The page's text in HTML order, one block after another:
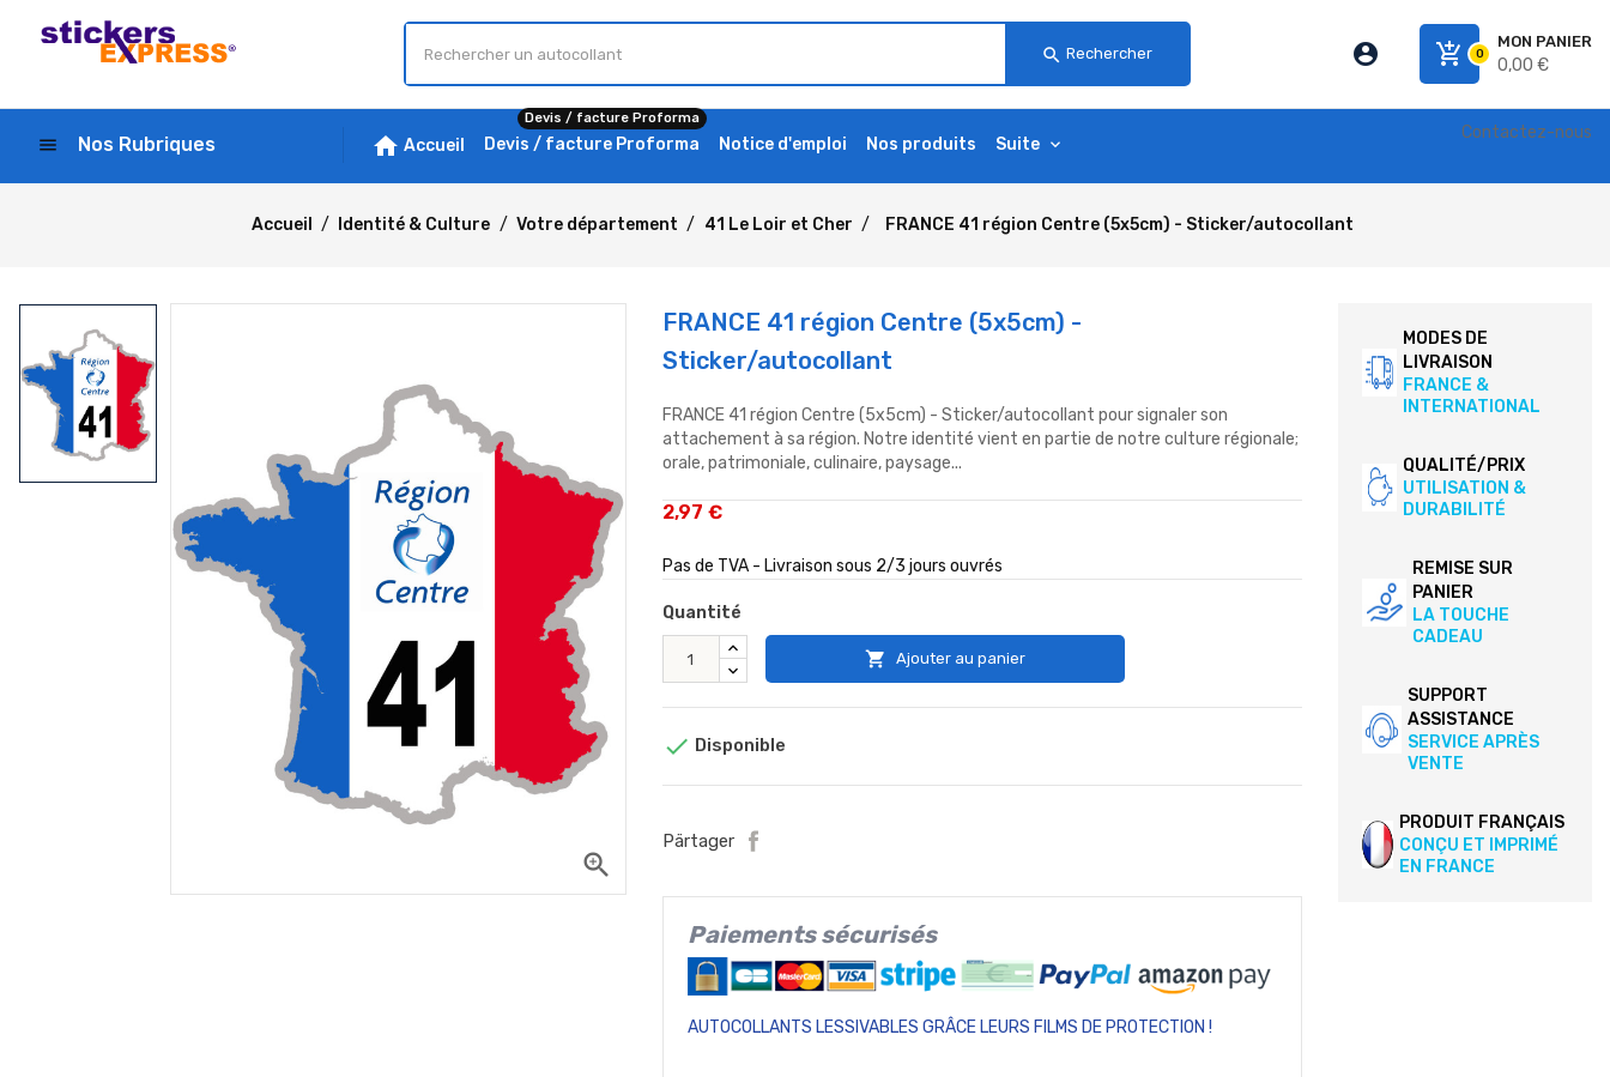
search Rechercher add_shopping_cart 0
MON PANIER
0,00 €
account_circle
Nos Rubriques
menu
Contactez-nous
home Accueil Devis / facture Proforma
Devis / facture Proforma
Notice d'emploi Nos produits Suite
Accueil Identité & Culture Votre département 41 Le Loir et Cher FRANCE 41 région Centre (5x5cm) - Sticker/autocollant
zoom_in
FRANCE 41 région Centre (5x5cm) -
Sticker/autocollant
FRANCE 41 région Centre (5x5cm) - Sticker/autocollant pour signaler son
attachement à sa région. Notre identité vient en partie de notre culture régionale;
orale, patrimoniale, culinaire, paysage...
2,97 €
Pas de TVA - Livraison sous 2/3 jours ouvrés
Quantité
 Ajouter au panier
 Disponible
Pärtager
Paiements sécurisés
AUTOCOLLANTS LESSIVABLES GRÂCE LEURS FILMS DE PROTECTION !
MODES DE
LIVRAISON
FRANCE &
INTERNATIONAL
QUALITÉ/PRIX
UTILISATION &
DURABILITÉ
REMISE SUR
PANIER
LA TOUCHE
CADEAU
SUPPORT
ASSISTANCE
SERVICE APRÈS
VENTE
PRODUIT FRANÇAIS
CONÇU ET IMPRIMÉ
EN FRANCE